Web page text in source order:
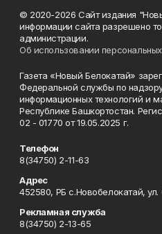
© 2020-2026 Сайт издания
информации сайта разрешено
администрации.
Об использовании
Газета «Новый Белокатай»
Федеральной службы по
информационных технологий и
Республике Башкортостан.
02 - 01770 от 19.05.2025 г.
Телефон
8(34750) 2-11-63
Адрес
452580, РБ с.Новобелокатай, ул.
Рекламная служба
8(34750) 2-13-65